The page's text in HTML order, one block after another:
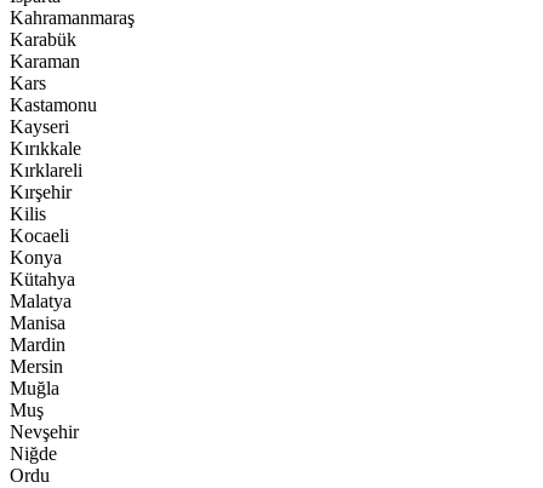
Kahramanmaraş
Karabük
Karaman
Kars
Kastamonu
Kayseri
Kırıkkale
Kırklareli
Kırşehir
Kilis
Kocaeli
Konya
Kütahya
Malatya
Manisa
Mardin
Mersin
Muğla
Muş
Nevşehir
Niğde
Ordu